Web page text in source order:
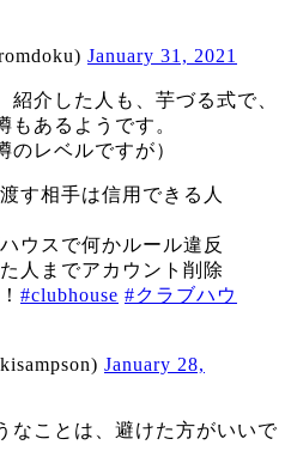
January 31, 2021
介した人も、芋づる式で、
もあるようです。
のレベルですが）
す相手は信用できる人
ウスで何かルール違反
人までアカウント削除
#clubhouse #クラブハウ
January 28,
なことは、避けた方がいいで